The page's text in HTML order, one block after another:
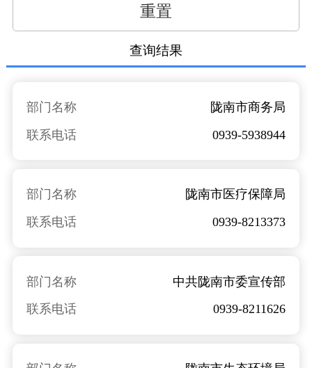
重置
查询结果
部门名称
陇南市商务局
联系电话
0939-5938944
部门名称
陇南市医疗保障局
联系电话
0939-8213373
部门名称
中共陇南市委宣传部
联系电话
0939-8211626